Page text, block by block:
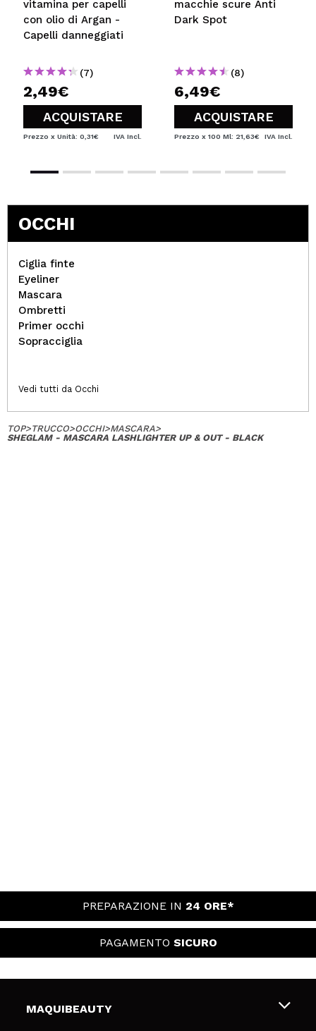
vitamina per capelli
con olio di Argan -
Capelli danneggiati
(7)
2,49€
ACQUISTARE
Prezzo x Unità: 0,31€ IVA Incl.
macchie scure Anti
Dark Spot
(8)
6,49€
ACQUISTARE
Prezzo x 100 Ml: 21,63€ IVA Incl.
OCCHI
Ciglia finte
Eyeliner
Mascara
Ombretti
Primer occhi
Sopracciglia
Vedi tutti da Occhi
TOP>TRUCCO>OCCHI>MASCARA>
SHEGLAM - MASCARA LASHLIGHTER UP & OUT - BLACK
PREPARAZIONE IN 24 ORE*
PAGAMENTO SICURO
MAQUIBEAUTY